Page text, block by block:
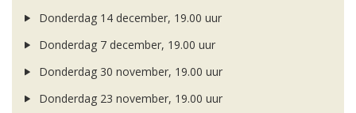
Donderdag 14 december, 19.00 uur
Donderdag 7 december, 19.00 uur
Donderdag 30 november, 19.00 uur
Donderdag 23 november, 19.00 uur